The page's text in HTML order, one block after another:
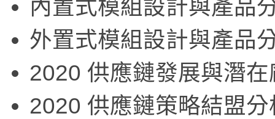
內置式模組設計與產品
外置式模組設計與產品
2020 供應鏈發展與潛
2020 供應鏈策略結盟分